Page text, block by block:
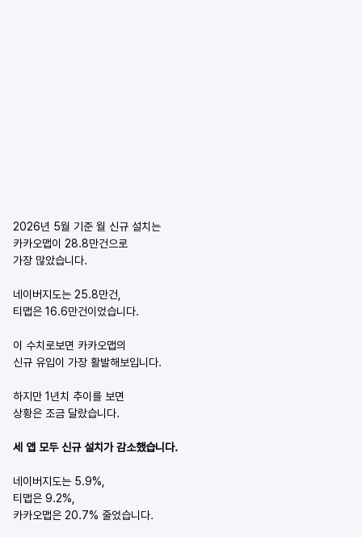
2026년 5월 기준 월 신규 설치는
카카오맵이 28.8만건으로
가장 많았습니다.
네이버지도는 25.8만건,
티맵은 16.6만건이었습니다.
이 수치로보면 카카오맵의
신규 유입이 가장 활발해보입니다.
하지만 1년치 추이를 보면
상황은 조금 달랐습니다.
세 앱 모두 신규 설치가 감소했습니다.
네이버지도는 5.9%,
티맵은 9.2%,
카카오맵은 20.7% 줄었습니다.